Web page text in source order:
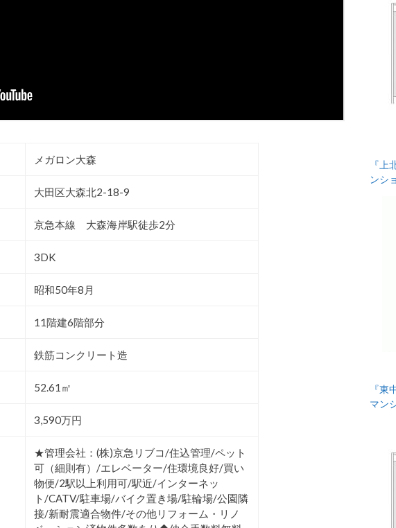
メガロン大森
大田区大森北2-18-9
京急本線 大森海岸駅徒歩2分
3DK
昭和50年8月
11階建6階部分
鉄筋コンクリート造
52.61㎡
3,590万円
★管理会社：(株)京急リブコ/住込管理/ペット
可（細則有）/エレベーター/住環境良好/買い
物便/2駅以上利用可/駅近/インターネッ
ト/CATV/駐車場/バイク置き場/駐輪場/公園隣
接/新耐震適合物件/その他リフォーム・リノ
『
ンシ
『
マン